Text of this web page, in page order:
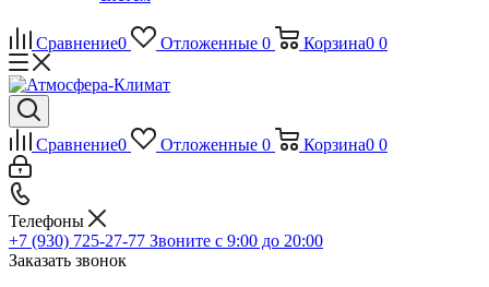
Сравнение0 Отложенные 0 Корзина0 0
Сравнение0 Отложенные 0 Корзина0 0
Телефоны
+7 (930) 725-27-77 Звоните с 9:00 до 20:00
Заказать звонок